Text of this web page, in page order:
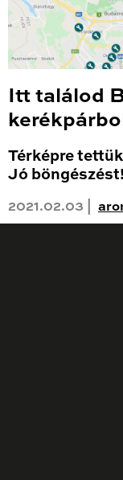
Itt találod
Térképre
Jó böngészést!
2021.02.03 |